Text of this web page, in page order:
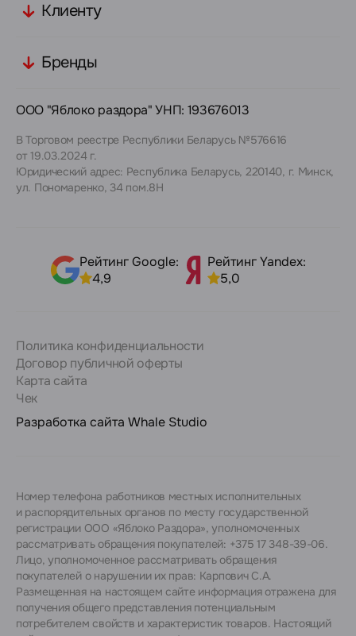
Клиенту
Бренды
ООО "Яблоко раздора" УНП: 193676013
В Торговом реестре Республики Беларусь №576616
от 19.03.2024 г.
Юридический адрес: Республика Беларусь, 220140, г. Минск,
ул. Пономаренко, 34 пом.8Н
Рейтинг Google:
4,9
Рейтинг Yandex:
5,0
Политика конфиденциальности
Договор публичной оферты
Карта сайта
Чек
Разработка сайта Whale Studio
Номер телефона работников местных исполнительных
и распорядительных органов по месту государственной
регистрации ООО «Яблоко Раздора», уполномоченных
рассматривать обращения покупателей: +375 17 348-39-06.
Лицо, уполномоченное рассматривать обращения
покупателей о нарушении их прав: Карпович С.А.
Размещенная на настоящем сайте информация отражена для
получения общего представления потенциальным
потребителем свойств и характеристик товаров. Настоящий